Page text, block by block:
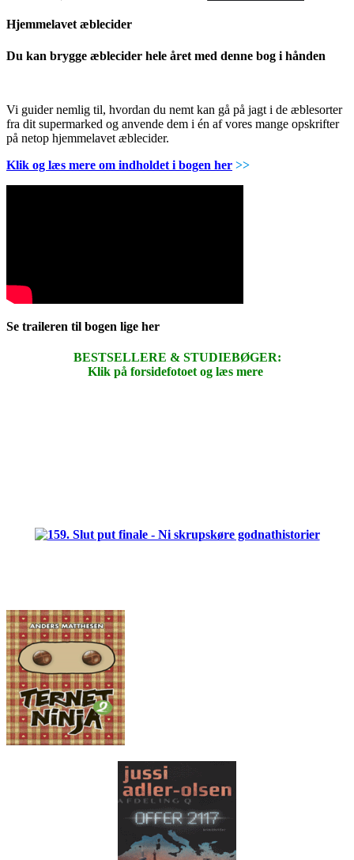
Hjemmelavet æblecider
Du kan brygge æblecider hele året med denne bog i hånden
Vi guider nemlig til, hvordan du nemt kan gå på jagt i de æblesorter
fra dit supermarked og anvende dem i én af vores mange opskrifter
på netop hjemmelavet æblecider.
Klik og læs mere om indholdet i bogen her >>
Se traileren til bogen lige her
BESTSELLERE & STUDIEBØGER:
Klik på forsidefotoet og læs mere